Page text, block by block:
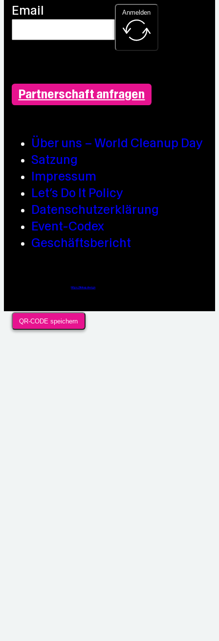
Partnerschaft anfragen
Über uns – World Cleanup Day
Satzung
Impressum
Let’s Do It Policy
Datenschutzerklärung
Event-Codex
Geschäftsbericht
Email Anmelden
https://linkup.design
QR-CODE speichern